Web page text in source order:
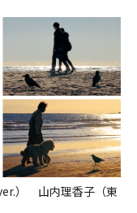
） 山内理香子（東